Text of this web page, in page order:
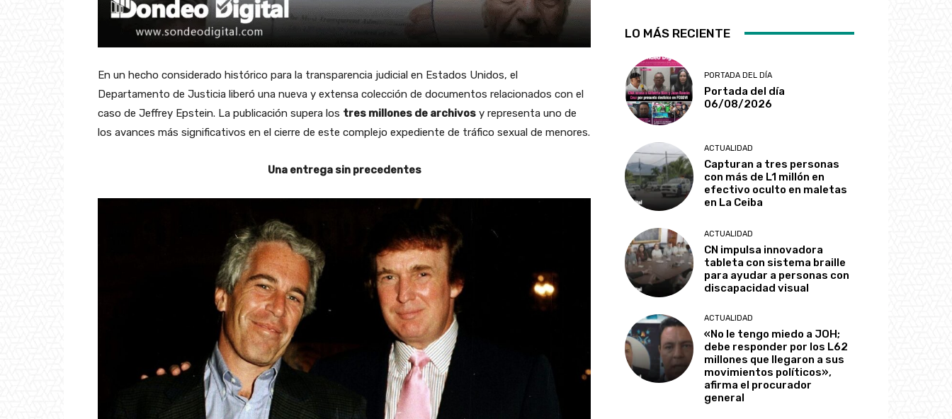
En un hecho considerado histórico para la transparencia judicial en Estados Unidos, el
Departamento de Justicia liberó una nueva y extensa colección de documentos relacionados con el
caso de Jeffrey Epstein. La publicación supera los tres millones de archivos y representa uno de
los avances más significativos en el cierre de este complejo expediente de tráfico sexual de menores.
Una entrega sin precedentes
LO MÁS RECIENTE
PORTADA DEL DÍA
Portada del día
06/08/2026
ACTUALIDAD
Capturan a tres personas
con más de L1 millón en
efectivo oculto en maletas
en La Ceiba
ACTUALIDAD
CN impulsa innovadora
tableta con sistema braille
para ayudar a personas con
discapacidad visual
ACTUALIDAD
«No le tengo miedo a JOH;
debe responder por los L62
millones que llegaron a sus
movimientos políticos»,
afirma el procurador
general